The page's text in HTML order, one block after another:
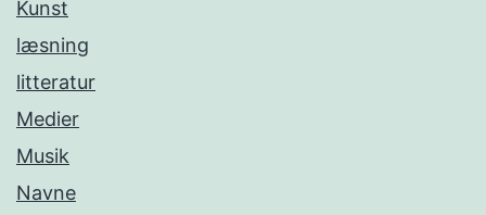
Kunst
læsning
litteratur
Medier
Musik
Navne